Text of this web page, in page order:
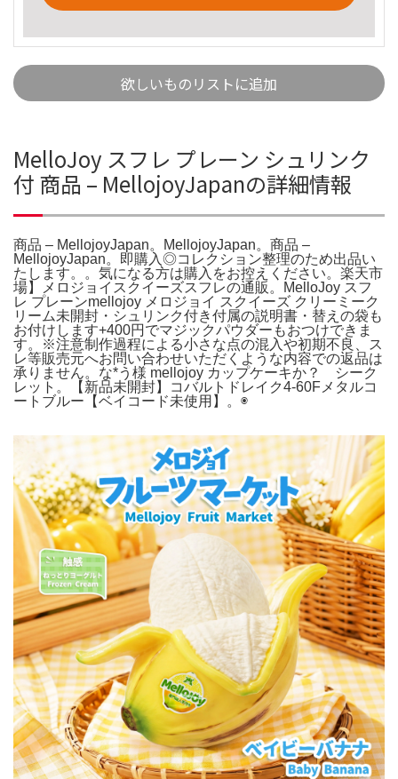
欲しいものリストに追加
MelloJoy スフレ プレーン シュリンク
付 商品 – MellojoyJapanの詳細情報
商品 – MellojoyJapan。MellojoyJapan。商品 –
MellojoyJapan。即購入◎コレクション整理のため出品い
たします。。気になる方は購入をお控えください。楽天市
場】メロジョイスクイーズスフレの通販。MelloJoy スフ
レ プレーンmellojoy メロジョイ スクイーズ クリーミーク
リーム未開封・シュリンク付き付属の説明書・替えの袋も
お付けします+400円でマジックパウダーもおつけできま
す。※注意制作過程による小さな点の混入や初期不良、ス
レ等販売元へお問い合わせいただくような内容での返品は
承りません。な*う様 mellojoy カップケーキか？ シーク
レット。【新品未開封】コバルトドレイク4-60Fメタルコ
ートブルー【ベイコード未使用】。◉